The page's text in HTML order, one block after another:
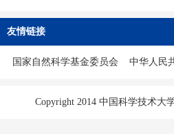
友情链接
国家自然科学基金委员会 中华人民
Copyright 2014 中国科学技术大